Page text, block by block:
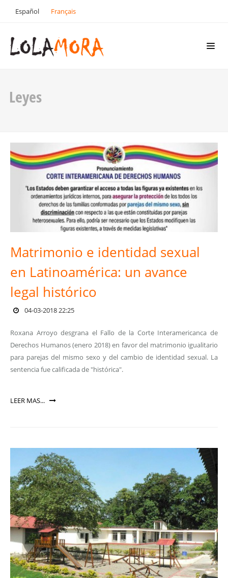
Español Français
Leyes
Matrimonio e identidad sexual
en Latinoamérica: un avance
legal histórico
04-03-2018 22:25
Roxana Arroyo desgrana el Fallo de la Corte Interamericanca de
Derechos Humanos (enero 2018) en favor del matrimonio igualitario
para parejas del mismo sexo y del cambio de identidad sexual. La
sentencia fue calificada de "histórica".
LEER MAS...